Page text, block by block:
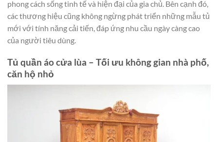
phong cách sống tinh tế và hiện đại của gia chủ. Bên cạnh đó,
các thương hiệu cũng không ngừng phát triển những mẫu tủ
mới với tính năng cải tiến, đáp ứng nhu cầu ngày càng cao
của người tiêu dùng.
Tủ quần áo cửa lùa – Tối ưu không gian nhà phố,
căn hộ nhỏ